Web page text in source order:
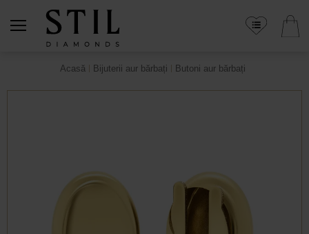
Acasă Bijuterii aur bărbați Butoni aur bărbați